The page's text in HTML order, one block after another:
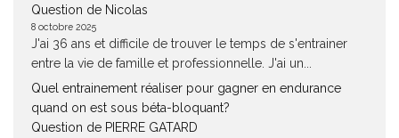
Question de Nicolas
8 octobre 2025
J'ai 36 ans et difficile de trouver le temps de s'entrainer
entre la vie de famille et professionnelle. J'ai un...
Quel entrainement réaliser pour gagner en endurance
quand on est sous béta-bloquant?
Question de PIERRE GATARD